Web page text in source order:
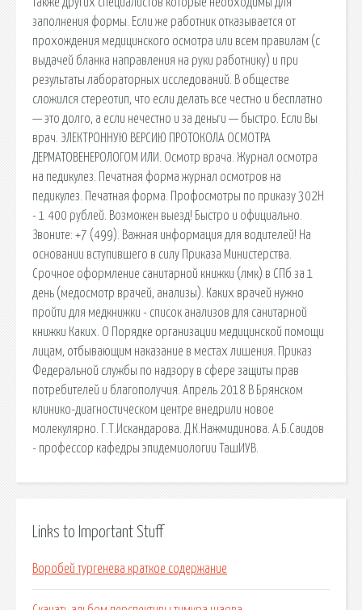
заполнения формы. Если же работник отказывается от
прохождения медицинского осмотра или всем правилам (с
выдачей бланка направления на руки работнику) и при
результаты лабораторных исследований. В обществе
сложился стереотип, что если делать все честно и бесплатно
— это долго, а если нечестно и за деньги — быстро. Если Вы
врач. ЭЛЕКТРОННУЮ ВЕРСИЮ ПРОТОКОЛА ОСМОТРА
ДЕРМАТОВЕНЕРОЛОГОМ ИЛИ. Осмотр врача. Журнал осмотра
на педикулез. Печатная форма журнал осмотров на
педикулез. Печатная форма. Профосмотры по приказу 302Н
- 1 400 рублей. Возможен выезд! Быстро и официально.
Звоните: +7 (499). Важная информация для водителей! На
основании вступившего в силу Приказа Министерства.
Срочное оформление санитарной книжки (лмк) в СПб за 1
день (медосмотр врачей, анализы). Каких врачей нужно
пройти для медкнижки - список анализов для санитарной
книжки Каких. О Порядке организации медицинской помощи
лицам, отбывающим наказание в местах лишения. Приказ
Федеральной службы по надзору в сфере защиты прав
потребителей и благополучия. Апрель 2018 В Брянском
клинико-диагностическом центре внедрили новое
молекулярно. Г.Т.Искандарова. Д.К.Нажмидинова. А.Б.Саидов
- профессор кафедры эпидемиологии ТашИУВ.
Links to Important Stuff
Воробей тургенева краткое содержание